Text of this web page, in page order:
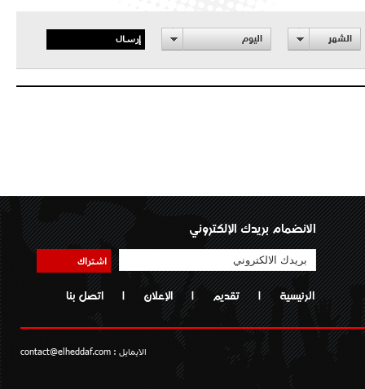
الشهر اليوم إرسال
الانضمام بريدك الإلكتروني
اشتراك
الرئيسية | تقديم | الإعلان | اتصل بنا
الايمايل : contact@elheddaf.com